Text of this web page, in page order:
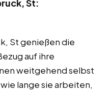
St:
St genießen die
auf ihre
weitgehend selbst
lange sie arbeiten,